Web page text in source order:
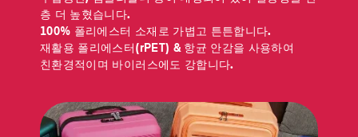
층 더 높혔습니다.
100% 폴리에스터 소재로 가볍고 튼튼합니다.
재활용 폴리에스터(rPET) & 항균 안감을 사용하여
친환경적이며 바이러스에도 강합니다.